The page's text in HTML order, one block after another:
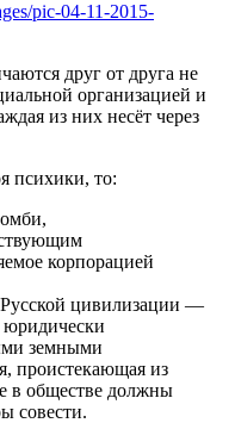
pic-04-11-2015-
друг от друга не
организацией и
из них несёт через
психики, то:
корпорацией
цивилизации —
юридически
земными
проистекающая из
в обществе должны
совести.